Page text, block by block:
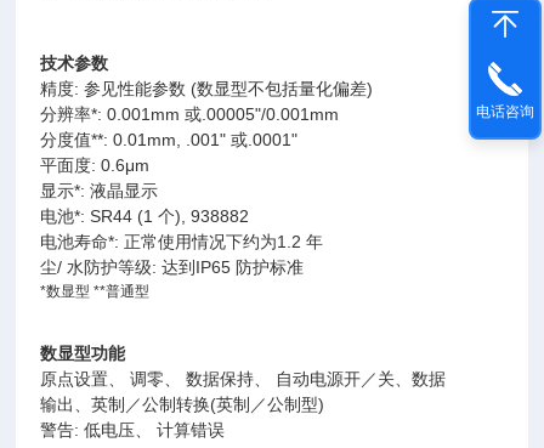
技术参数
精度: 参见性能参数 (数显型不包括量化偏差)
分辨率*: 0.001mm 或.00005"/0.001mm
分度值**: 0.01mm, .001" 或.0001"
平面度: 0.6μm
显示*: 液晶显示
电池*: SR44 (1 个), 938882
电池寿命*: 正常使用情况下约为1.2 年
尘/ 水防护等级: 达到IP65 防护标准
*数显型 **普通型
数显型功能
原点设置、 调零、 数据保持、 自动电源开／关、数据
输出、英制／公制转换(英制／公制型)
警告: 低电压、 计算错误
电话咨询